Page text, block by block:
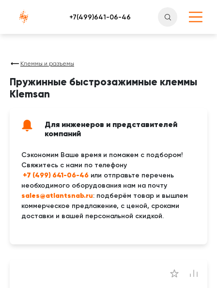
Атлантснаб
Клеммы и разъемы
Пружинные быстрозажимные клеммы
Klemsan
Для инженеров и представителей
компаний
Сэкономим Ваше время и поможем с подбором!
Свяжитесь с нами по телефону
+7 (499) 641-06-46 или отправьте перечень
необходимого оборудования нам на почту
sales@atlantsnab.ru: подберём товар и вышлем
коммерческое предложение, с ценой, сроками
доставки и вашей персональной скидкой.